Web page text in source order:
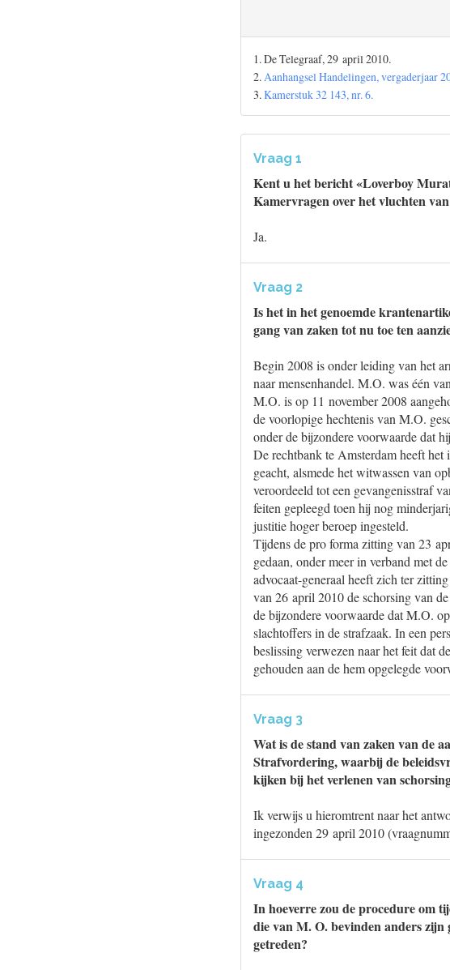
1. De Telegraaf, 29 april 2010.
2.Aanhangsel Handelingen, vergaderjaar
3.Kamerstuk 32 143, nr. 6.
Vraag 1
Kent u het bericht «Loverboy
Kamervragen over het vluchten
Ja.
Vraag 2
Is het in het genoemde
gang van zaken tot nu toe ten
Begin 2008 is onder leiding van het
naar mensenhandel. M.O. was één
M.O. is op 11 november 2008
de voorlopige hechtenis van M.O.
onder de bijzondere voorwaarde dat
De rechtbank te Amsterdam heeft
geacht, alsmede het witwassen van
veroordeeld tot een gevangenisstraf
feiten gepleegd toen hij nog
justitie hoger beroep ingesteld.
Tijdens de pro forma zitting van 23
gedaan, onder meer in verband met
advocaat-generaal heeft zich ter
van 26 april 2010 de schorsing van
de bijzondere voorwaarde dat M.O.
slachtoffers in de strafzaak. In een
beslissing verwezen naar het feit dat
gehouden aan de hem opgelegde
Vraag 3
Wat is de stand van zaken van de
Strafvordering, waarbij de
kijken bij het verlenen van
Ik verwijs u hieromtrent naar het
ingezonden 29 april 2010
Vraag 4
In hoeverre zou de procedure om
die van M. O. bevinden anders zijn
getreden?